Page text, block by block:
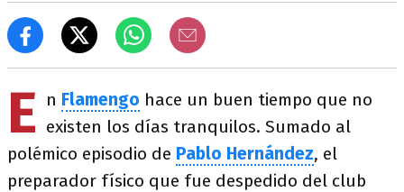
E n Flamengo hace un buen tiempo que no
existen los días tranquilos. Sumado al
polémico episodio de Pablo Hernández, el
preparador físico que fue despedido del club